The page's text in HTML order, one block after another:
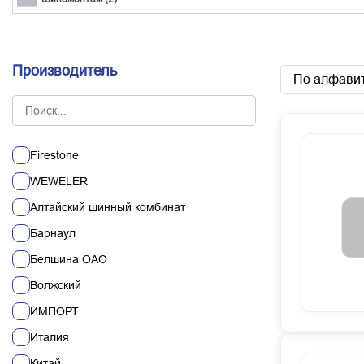
Производитель
Firestone
WEWELER
Алтайский шинный комбинат
Барнаул
Белшина ОАО
Волжский
ИМПОРТ
Италия
По